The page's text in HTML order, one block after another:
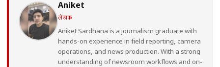
Aniket
लेखक
Aniket Sardhana is a journalism graduate with
hands-on experience in field reporting, camera
operations, and news production. With a strong
understanding of newsroom workflows and on-